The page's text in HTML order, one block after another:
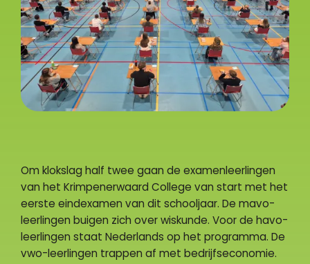
Om klokslag half twee gaan de examenleerlingen
van het Krimpenerwaard College van start met het
eerste eindexamen van dit schooljaar. De mavo-
leerlingen buigen zich over wiskunde. Voor de havo-
leerlingen staat Nederlands op het programma. De
vwo-leerlingen trappen af met bedrijfseconomie.